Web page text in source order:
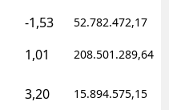
-1,53 52.782.472,17
1,01 208.501.289,64
3,20 15.894.575,15